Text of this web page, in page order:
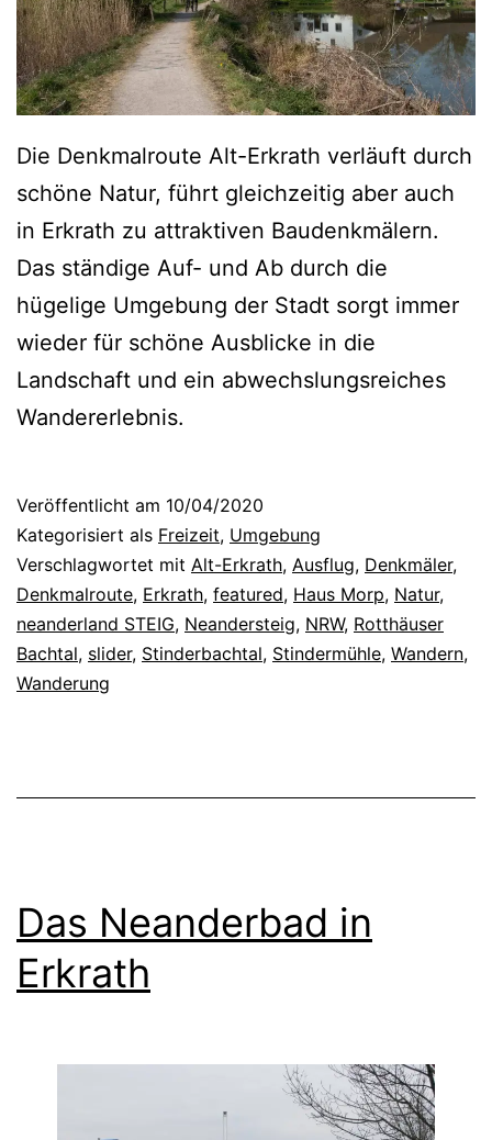
Die Denkmalroute Alt-Erkrath verläuft durch
schöne Natur, führt gleichzeitig aber auch
in Erkrath zu attraktiven Baudenkmälern.
Das ständige Auf- und Ab durch die
hügelige Umgebung der Stadt sorgt immer
wieder für schöne Ausblicke in die
Landschaft und ein abwechslungsreiches
Wandererlebnis.
Veröffentlicht am 10/04/2020
Kategorisiert als Freizeit, Umgebung
Verschlagwortet mit Alt-Erkrath, Ausflug, Denkmäler,
Denkmalroute, Erkrath, featured, Haus Morp, Natur,
neanderland STEIG, Neandersteig, NRW, Rotthäuser
Bachtal, slider, Stinderbachtal, Stindermühle, Wandern,
Wanderung
Das Neanderbad in
Erkrath